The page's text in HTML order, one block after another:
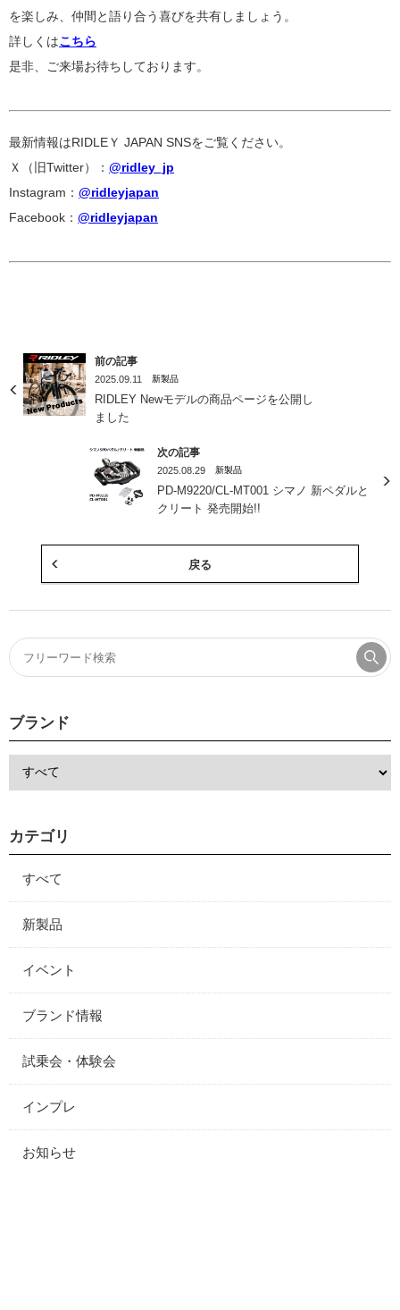
を楽しみ、仲間と語り合う喜びを共有しましょう。
詳しくはこちら
是非、ご来場お待ちしております。
最新情報はRIDLEＹ JAPAN SNSをご覧ください。
Ｘ（旧Twitter）： @ridley_jp
Instagram： @ridleyjapan
Facebook： @ridleyjapan
前の記事
2025.09.11 新製品
RIDLEY Newモデルの商品ページを公開し
ました
次の記事
2025.08.29 新製品
PD-M9220/CL-MT001 シマノ 新ペダルと
クリート 発売開始!!
戻る
ブランド
カテゴリ
すべて
新製品
イベント
ブランド情報
試乗会・体験会
インプレ
お知らせ